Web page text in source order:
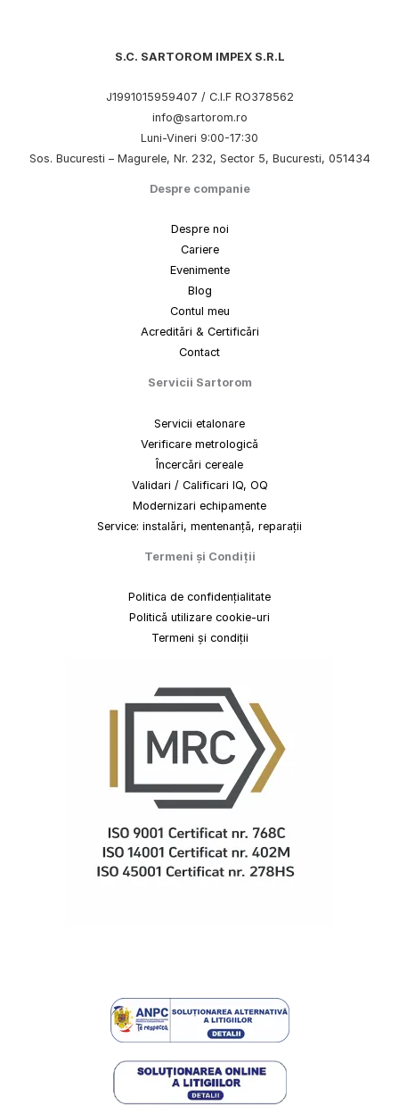
S.C. SARTOROM IMPEX S.R.L
J1991015959407 / C.I.F RO378562
info@sartorom.ro
Luni-Vineri 9:00-17:30
Sos. Bucuresti – Magurele, Nr. 232, Sector 5, Bucuresti, 051434
Despre companie
Despre noi
Cariere
Evenimente
Blog
Contul meu
Acreditări & Certificări
Contact
Servicii Sartorom
Servicii etalonare
Verificare metrologică
Încercări cereale
Validari / Calificari IQ, OQ
Modernizari echipamente
Service: instalări, mentenanță, reparații
Termeni și Condiții
Politica de confidențialitate
Politică utilizare cookie-uri
Termeni și condiții